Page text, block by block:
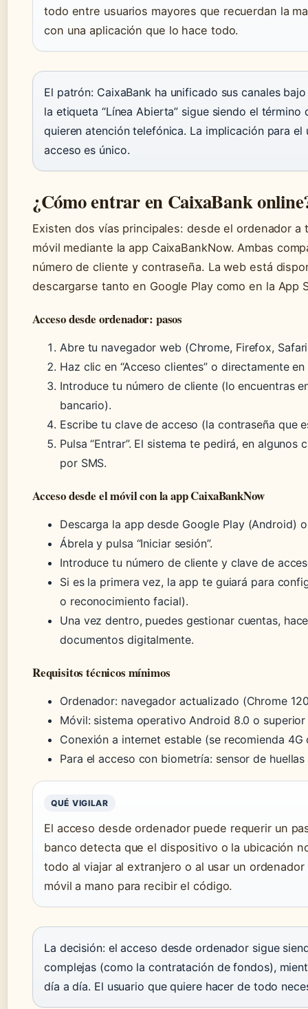
todo entre usuarios mayores que recuerdan la
con una aplicación que lo hace todo.
El patrón: CaixaBank ha unificado sus canales
la etiqueta “Línea Abierta” sigue siendo el
quieren atención telefónica. La implicación para
acceso es único.
¿Cómo entrar en CaixaBank
Existen dos vías principales: desde el ordenador
móvil mediante la app CaixaBankNow. Ambas
número de cliente y contraseña. La web está
descargarse tanto en Google Play como en la App
Acceso desde ordenador: pasos
Abre tu navegador web (Chrome, Firefox,
Haz clic en “Acceso clientes” o directamente
Introduce tu número de cliente (lo encuentras
bancario).
Escribe tu clave de acceso (la contraseña que
Pulsa “Entrar”. El sistema te pedirá, en
por SMS.
Acceso desde el móvil con la app CaixaBankNow
Descarga la app desde Google Play (Android)
Ábrela y pulsa “Iniciar sesión”.
Introduce tu número de cliente y clave de
Si es la primera vez, la app te guiará para
o reconocimiento facial).
Una vez dentro, puedes gestionar cuentas,
documentos digitalmente.
Requisitos técnicos mínimos
Ordenador: navegador actualizado (Chrome
Móvil: sistema operativo Android 8.0 o superior
Conexión a internet estable (se recomienda 4G
Para el acceso con biometría: sensor de
QUÉ VIGILAR
El acceso desde ordenador puede requerir un
banco detecta que el dispositivo o la ubicación
todo al viajar al extranjero o al usar un
móvil a mano para recibir el código.
La decisión: el acceso desde ordenador sigue
complejas (como la contratación de fondos),
día a día. El usuario que quiere hacer de todo